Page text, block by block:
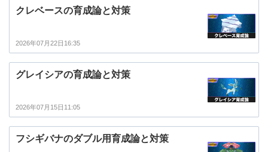
クレベースの育成論と対策
2026年07月22日16:35
グレイシアの育成論と対策
2026年07月15日11:05
フシギバナのダブル用育成論と対策